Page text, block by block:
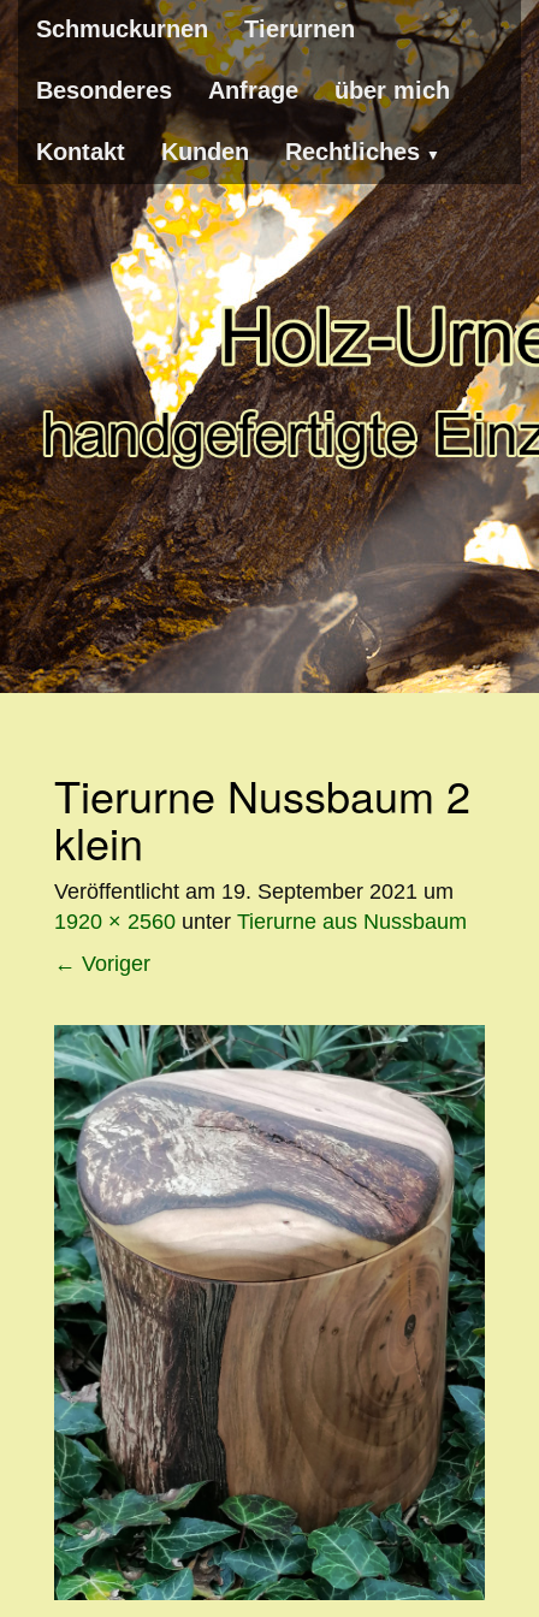
Schmuckurnen Tierurnen
Besonderes Anfrage über mich
Kontakt Kunden Rechtliches
WEITER
ZUM
Tierurne Nussbaum 2
klein
Veröffentlicht am 19. September 2021 um
1920 × 2560 unter Tierurne aus Nussbaum
← Voriger